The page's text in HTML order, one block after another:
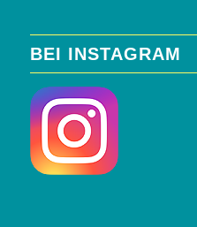
BEI INSTAGRAM